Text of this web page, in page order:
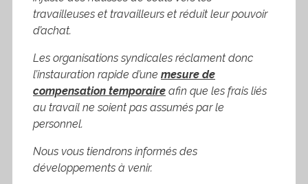
travailleuses et travailleurs et réduit leur pouvoir
d’achat.
Les organisations syndicales réclament donc
l’instauration rapide d’une mesure de
compensation temporaire afin que les frais liés
au travail ne soient pas assumés par le
personnel.
Nous vous tiendrons informés des
développements à venir.